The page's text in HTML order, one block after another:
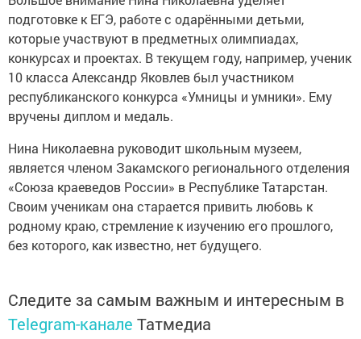
подготовке к ЕГЭ, работе с одарёнными детьми,
которые участвуют в предметных олимпиадах,
конкурсах и проектах. В текущем году, например, ученик
10 класса Александр Яковлев был участником
республиканского конкурса «Умницы и умники». Ему
вручены диплом и медаль.
Нина Николаевна руководит школьным музеем,
является членом Закамского регионального отделения
«Союза краеведов России» в Республике Татарстан.
Своим ученикам она старается привить любовь к
родному краю, стремление к изучению его прошлого,
без которого, как известно, нет будущего.
Следите за самым важным и интересным в
Telegram-канале Татмедиа